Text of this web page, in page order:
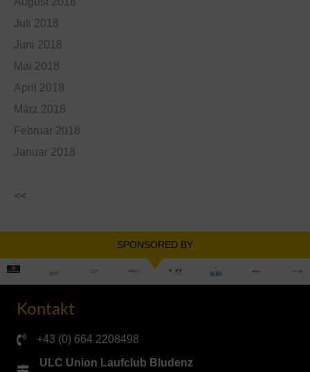
Juli 2018
Juni 2018
Mai 2018
April 2018
März 2018
Februar 2018
Januar 2018
<<
SPONSORED BY
Kontakt
+43 (0) 664 2208498
ULC Union Laufclub Bludenz